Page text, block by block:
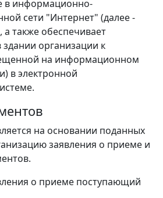
в информационно-
сети "Интернет" (далее -
также обеспечивает
организации к
на информационном
в электронной
на основании поданных
заявления о приеме и
о приеме поступающий